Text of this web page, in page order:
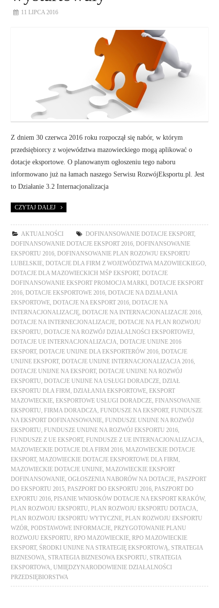
11 LIPCA 2016
Z dniem 30 czerwca 2016 roku rozpoczął się nabór, w którym
przedsiębiorcy z województwa mazowieckiego mogą aplikować o
dotacje eksportowe. O planowanym ogłoszeniu tego naboru
informowano już na łamach naszego Serwisu RozwójEksportu.pl. Jest
to Działanie 3.2 Internacjonalizacja
CZYTAJ DALEJ
AKTUALNOŚCI DOFINANSOWANIE DOTACJE EKSPORT,
DOFINANSOWANIE DOTACJE EKSPORT 2016 ,DOFINANSOWANIE
EKSPORTU 2016 ,DOFINANSOWANIE PLAN ROZOWJU EKSPORTU
LUBELSKIE ,DOTACJE DLA FIRM Z WOJEWÓDZTWA MAZOWIECKIEGO
DOTACJE DLA MAZOWIECKICH MŚP EKSPORT,DOTACJE
DOFINANSOWANIE EKSPORT PROMOCJA MARKI
,DOTACJE EKSPORT
2016 ,DOTACJE EKSPORTOWE 2016 ,DOTACJE NA DZIAŁANIA
EKSPORTOWE ,DOTACJE NA EKSPORT 2016 ,DOTACJE NA
INTERNACJONALIZACJĘ ,DOTACJE NA INTERNACJONALIZACJE 2016
DOTACJE NA INTERNECJONALIZACJE ,DOTACJE NA PLAN ROZWOJU
EKSPORTU ,DOTACJE NA ROZWÓJ DZIAŁALNOŚCI EKSPORTOWEJ
DOTACJE UE INTERNACJONALIZACJA ,DOTACJE UNIJNE 2016
EKSPORT,DOTACJE UNIJNE DLA EKSPORTERÓW 2016 ,DOTACJE
UNIJNE EKSPORT,DOTACJE UNIJNE INTERNACJONALIZACJA 2016
DOTACJE UNIJNE NA EKSPORT,DOTACJE UNIJNE NA ROZWÓJ
EKSPORTU ,DOTACJE UNIJNE NA USŁUGI DORADCZE ,DZIAŁ
EKSPORTU DLA FIRM ,DZIAŁANIA EKSPORTOWE ,EKSPORT
MAZOWIECKIE ,EKSPORTOWE USŁUGI DORADCZE ,FINANSOWANIE
EKSPORTU ,FIRMA DORADCZA ,FUNDUSZE NA EKSPORT,FUNDUSZE
NA EKSPORT DOFINANSOWANIE ,FUNDUSZE UNIJNE NA ROZWÓJ
EKSPORTU ,FUNDUSZE UNIJNE NA ROZWÓJ EKSPORTU 2016
FUNDUSZE Z UE EKSPORT,FUNDUSZE Z UE INTERNACJONALIZACJA
MAZOWIECKIE DOTACJE DLA FIRM 2016 ,MAZOWIECKIE DOTACJE
EKSPORT,MAZOWIECKIE DOTACJE EKSPORTOWE DLA FIRM
MAZOWIECKIE DOTACJE UNIJNE ,MAZOWIECKIE EKSPORT
DOFINANSOWANIE ,OGŁOSZENIA NABORÓW NA DOTACJE ,PASZPORT
DO EKSPORTU 2015 ,PASZPORT DO EKSPORTU 2016 ,PASZPORT DO
EXPORTU 2016 ,PISANIE WNIOSKÓW DOTACJE NA EKSPORT KRAKÓW,
PLAN ROZWOJU EKSPORTU ,PLAN ROZWOJU EKSPORTU DOTACJA
PLAN ROZWOJU EKSPORTU WYTYCZNE ,PLAN ROZWOJU EKSPORTU
WZÓR ,PODSTAWOWE INFORMACJE ,PRZYGOTOWANIE PLANU
ROZWOJU EKSPORTU ,RPO MAZOWIECKIE ,RPO MAZOWIECKIE
EKSPORT, ŚRODKI UNIJNE NA STRATEGIĘ EKSPORTOWĄ
STRATEGIA
BIZNESOWA
STRATEGIA BIZNESOWA EKSPORTU
STRATEGIA
EKSPORTOWA ,UMIĘDZYNARODOWIENIE DZIAŁALNOŚCI
PRZEDSIĘBIORSTWA